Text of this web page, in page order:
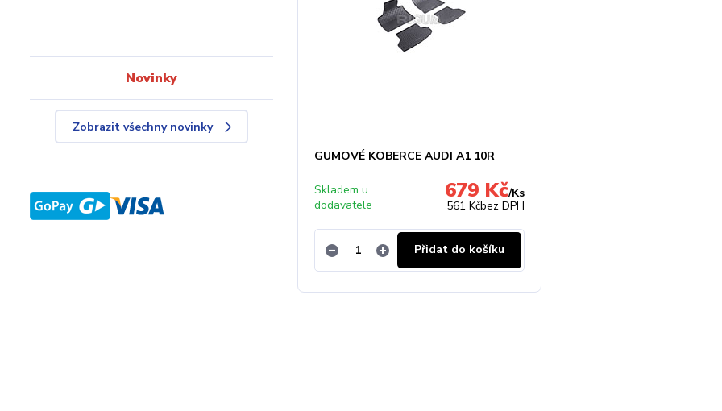
GUMOVÉ KOBERCE AUDI A1 10R
679 Kč/Ks
561 Kčbez DPH
Skladem u
dodavatele
Přidat do košíku
Novinky
Zobrazit všechny novinky